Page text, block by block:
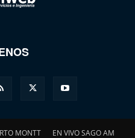
MONTT EN VIVO SAGO AM